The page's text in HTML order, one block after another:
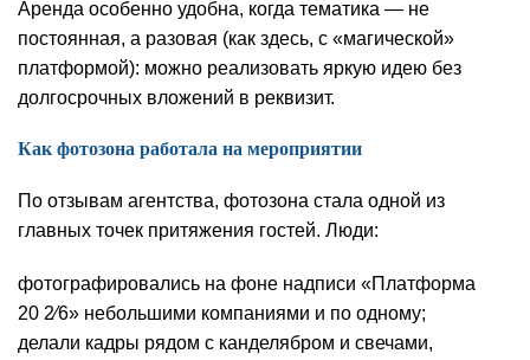
Аренда особенно удобна, когда тематика — не
постоянная, а разовая (как здесь, с «магической»
платформой): можно реализовать яркую идею без
долгосрочных вложений в реквизит.
Как фотозона работала на мероприятии
По отзывам агентства, фотозона стала одной из
главных точек притяжения гостей. Люди:
фотографировались на фоне надписи «Платформа
20 2⁄6» небольшими компаниями и по одному;
делали кадры рядом с канделябром и свечами,